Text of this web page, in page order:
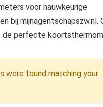
voor nauwkeurige
bij mijnagentschapszw.nl.
de perfecte
were found matching your